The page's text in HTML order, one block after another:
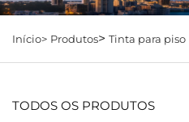
Início> Produtos> Tinta para piso
TODOS OS PRODUTOS